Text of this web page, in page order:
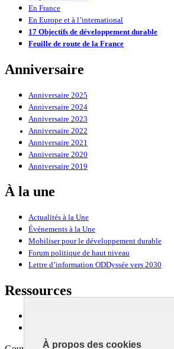
À propos des cookies
En France
En Europe et à l’international
17 Objectifs de développement durable
Feuille de route de la France
Anniversaire
Anniversaire 2025
Anniversaire 2024
Anniversaire 2023
Anniversaire 2022
Anniversaire 2021
Anniversaire 2020
Anniversaire 2019
À la une
Actualités à la Une
Événements à la Une
Mobiliser pour le développement durable
Forum politique de haut niveau
Lettre d’information ODDyssée vers 2030
Ressources